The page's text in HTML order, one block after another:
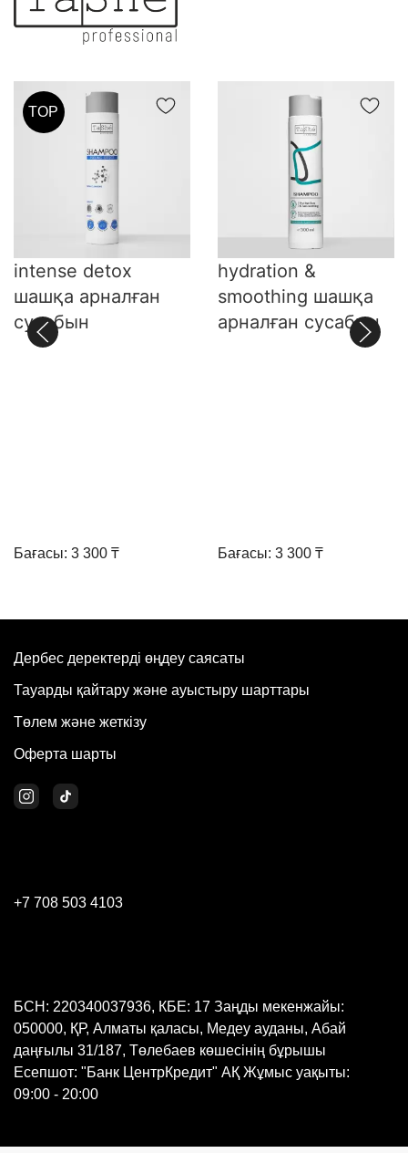
TOP
intense detox
шашқа арналған
сусабын
Бағасы: 3 300 ₸
hydration &
smoothing шашқа
арналған сусабын
Бағасы: 3 300 ₸
Дербес деректерді өңдеу саясаты
Тауарды қайтару және ауыстыру шарттары
Төлем және жеткізу
Оферта шарты
+7 708 503 4103
БСН: 220340037936, КБЕ: 17 Заңды мекенжайы:
050000, ҚР, Алматы қаласы, Медеу ауданы, Абай
даңғылы 31/187, Төлебаев көшесінің бұрышы
Есепшот: "Банк ЦентрКредит" АҚ Жұмыс уақыты:
09:00 - 20:00